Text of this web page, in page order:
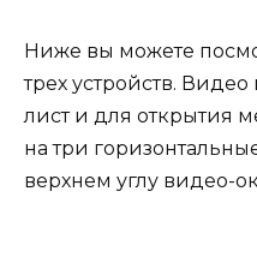
Ниже вы можете
трех устройств.
лист и для открытия
на три
верхнем углу видео-